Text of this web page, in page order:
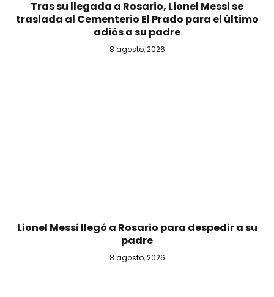
Tras su llegada a Rosario, Lionel Messi se
traslada al Cementerio El Prado para el último
adiós a su padre
8 agosto, 2026
Lionel Messi llegó a Rosario para despedir a su
padre
8 agosto, 2026